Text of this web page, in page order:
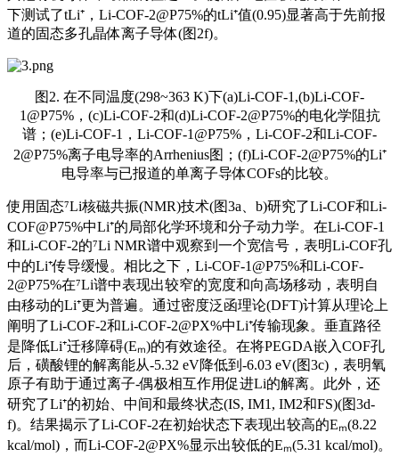
下测试了tLi⁺，Li-COF-2@P75%的tLi⁺值(0.95)显著高于先前报
道的固态多孔晶体离子导体(图2f)。
图2. 在不同温度(298~363 K)下(a)Li-COF-1,(b)Li-COF-
1@P75%，(c)Li-COF-2和(d)Li-COF-2@P75%的电化学阻抗
谱；(e)Li-COF-1，Li-COF-1@P75%，Li-COF-2和Li-COF-
2@P75%离子电导率的Arrhenius图；(f)Li-COF-2@P75%的Li⁺
电导率与已报道的单离子导体COFs的比较。
使用固态⁷Li核磁共振(NMR)技术(图3a、b)研究了Li-COF和Li-
COF@P75%中Li⁺的局部化学环境和分子动力学。在Li-COF-1
和Li-COF-2的⁷Li NMR谱中观察到一个宽信号，表明Li-COF孔
中的Li⁺传导缓慢。相比之下，Li-COF-1@P75%和Li-COF-
2@P75%在⁷Li谱中表现出较窄的宽度和向高场移动，表明自
由移动的Li⁺更为普遍。通过密度泛函理论(DFT)计算从理论上
阐明了Li-COF-2和Li-COF-2@PX%中Li⁺传输现象。垂直路径
是降低Li⁺迁移障碍(Eₘ)的有效途径。在将PEGDA嵌入COF孔
后，磺酸锂的解离能从-5.32 eV降低到-6.03 eV(图3c)，表明氧
原子有助于通过离子-偶极相互作用促进Li的解离。此外，还
研究了Li⁺的初始、中间和最终状态(IS, IM1, IM2和FS)(图3d-
f)。结果揭示了Li-COF-2在初始状态下表现出较高的Eₘ(8.22
kcal/mol)，而Li-COF-2@PX%显示出较低的Eₘ(5.31 kcal/mol)。